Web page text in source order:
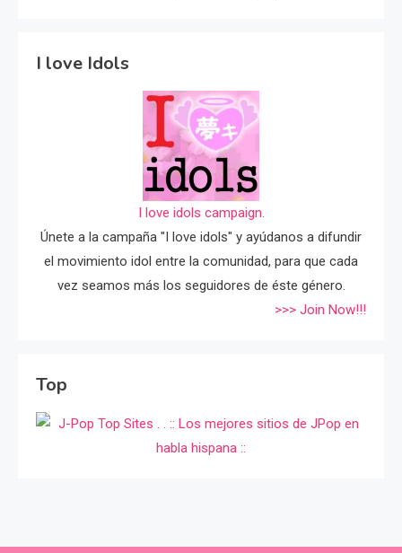
I love Idols
I love idols campaign.
Únete a la campaña "I love idols" y ayúdanos a difundir
el movimiento idol entre la comunidad, para que cada
vez seamos más los seguidores de éste género.
>>> Join Now!!!
Top